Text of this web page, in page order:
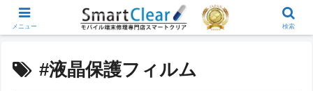
#液晶保護フィルム
メニュー 検索